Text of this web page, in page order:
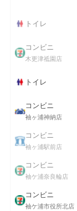
トイレ
コンビニ
木更津祗園店
トイレ
コンビニ
袖ヶ浦神納店
コンビニ
袖ヶ浦駅前店
コンビニ
袖ケ浦奈良輪店
コンビニ
袖ケ浦市役所北店